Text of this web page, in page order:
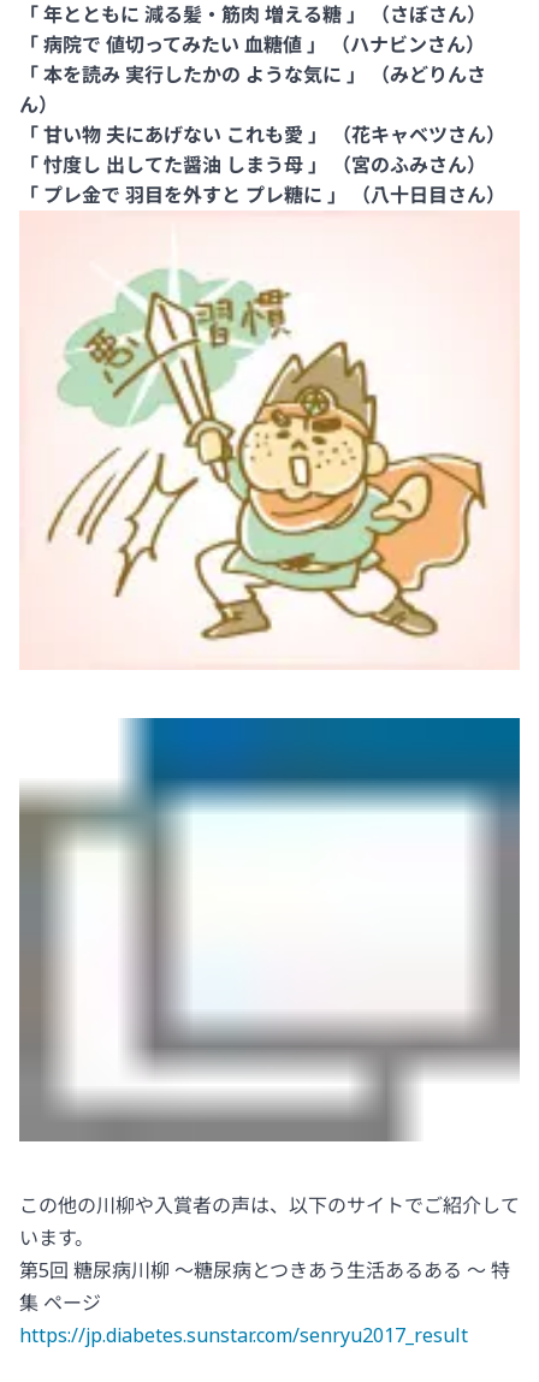
「 年とともに 減る髪・筋肉 増える糖 」 （さぼさん）
「 病院で 値切ってみたい 血糖値 」 （ハナビンさん）
「 本を読み 実行したかの ような気に 」 （みどりんさ
ん）
「 甘い物 夫にあげない これも愛 」 （花キャベツさん）
「 忖度し 出してた醤油 しまう母 」 （宮のふみさん）
「 プレ金で 羽目を外すと プレ糖に 」 （八十日目さん）
この他の川柳や入賞者の声は、以下のサイトでご紹介して
います。
第5回 糖尿病川柳 〜糖尿病とつきあう生活あるある 〜 特
集 ページ
https://jp.diabetes.sunstar.com/senryu2017_result